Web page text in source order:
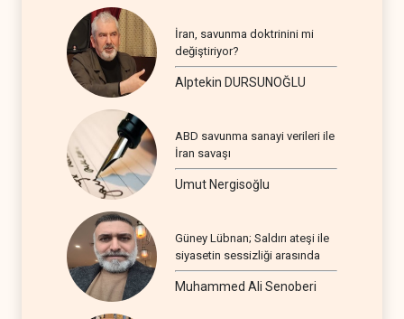
İran, savunma doktrinini mi
değiştiriyor?
Alptekin DURSUNOĞLU
ABD savunma sanayi verileri ile
İran savaşı
Umut Nergisoğlu
Güney Lübnan; Saldırı ateşi ile
siyasetin sessizliği arasında
Muhammed Ali Senoberi